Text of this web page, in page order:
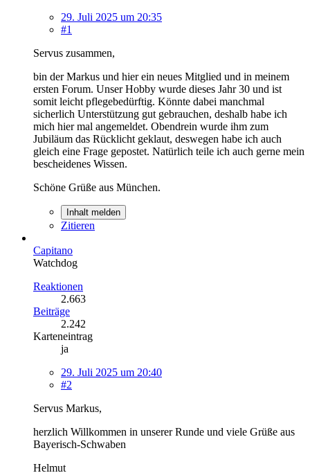
29. Juli 2025 um 20:35
#1
Servus zusammen,
bin der Markus und hier ein neues Mitglied und in meinem
ersten Forum. Unser Hobby wurde dieses Jahr 30 und ist
somit leicht pflegebedürftig. Könnte dabei manchmal
sicherlich Unterstützung gut gebrauchen, deshalb habe ich
mich hier mal angemeldet. Obendrein wurde ihm zum
Jubiläum das Rücklicht geklaut, deswegen habe ich auch
gleich eine Frage gepostet. Natürlich teile ich auch gerne mein
bescheidenes Wissen.
Schöne Grüße aus München.
Inhalt melden
Zitieren
Capitano
Watchdog
Reaktionen
2.663
Beiträge
2.242
Karteneintrag
ja
29. Juli 2025 um 20:40
#2
Servus Markus,
herzlich Willkommen in unserer Runde und viele Grüße aus
Bayerisch-Schwaben
Helmut